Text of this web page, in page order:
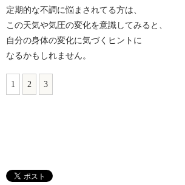
定期的な不調に悩まされてる方は、
この天気や気圧の変化を意識してみると、
自分の身体の変化に気づくヒントに
なるかもしれません。
1 2 3